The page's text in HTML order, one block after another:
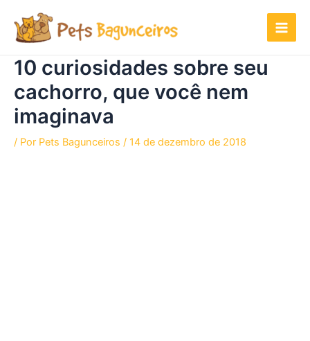
para
conteúdo
10 curiosidades sobre seu
cachorro, que você nem
imaginava
/ Por Pets Bagunceiros / 14 de dezembro de 2018